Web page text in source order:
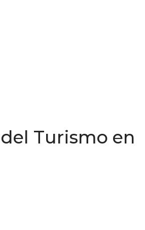
Turismo en